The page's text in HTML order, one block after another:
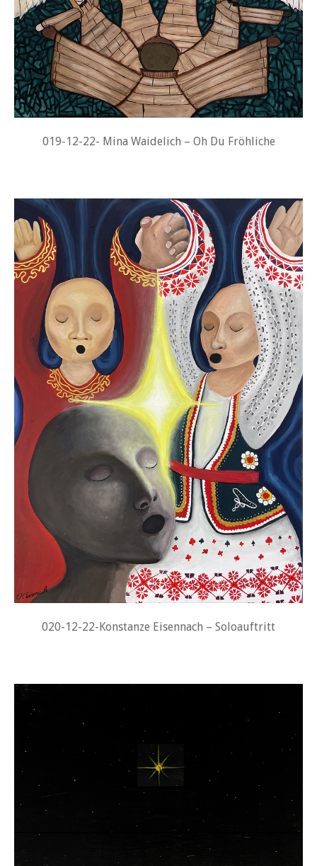
019-12-22- Mina Waidelich – Oh Du Fröhliche
020-12-22-Konstanze Eisennach – Soloauftritt